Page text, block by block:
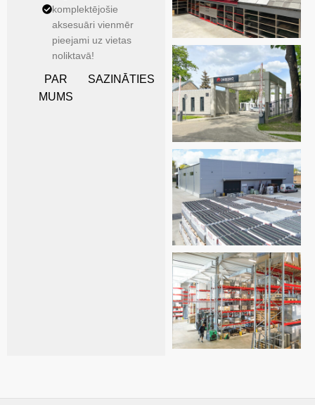
komplektējošie
aksesuāri vienmēr
pieejami uz vietas
noliktavā!
PAR
MUMS
SAZINĀTIES